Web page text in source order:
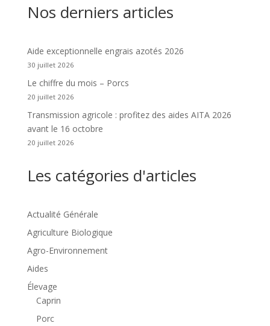
Nos derniers articles
Aide exceptionnelle engrais azotés 2026
30 juillet 2026
Le chiffre du mois – Porcs
20 juillet 2026
Transmission agricole : profitez des aides AITA 2026
avant le 16 octobre
20 juillet 2026
Les catégories d'articles
Actualité Générale
Agriculture Biologique
Agro-Environnement
Aides
Élevage
Caprin
Porc